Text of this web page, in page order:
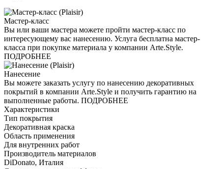
Мастер-класс
Вы или ваши мастера можете пройти мастер-класс по
интересующему вас нанесению. Услуга бесплатна мастер-
класса при покупке материала у компании Arte.Style.
ПОДРОБНЕЕ
Нанесение
Вы можете заказать услугу по нанесению декоративных
покрытий в компании Arte.Style и получить гарантию на
выполненные работы. ПОДРОБНЕЕ
Характеристики
Тип покрытия
Декоративная краска
Область применения
Для внутренних работ
Производитель материалов
DiDonato, Италия